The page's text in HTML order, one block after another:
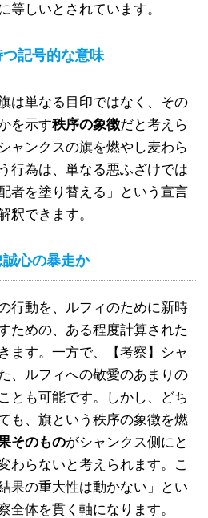
等しいとされています。
記号的な意味
は単なる目印ではなく、その
を示す秩序の象徴だと考えら
ャンクスの旗を燃やし麦わら
行為は、単なる悪ふざけでは
者を塗り替える」という宣言
釈できます。
心の暴走か
行動を、ルフィのために新時
ための、ある程度計算された
ます。一方で、【考察】シャ
、ルフィへの敬愛のあまりの
とも可能です。しかし、どち
も、旗という秩序の象徴を燃
そのものがシャンクス側にと
わらないと考えられます。こ
果の重大性は動かない」とい
全体を貫く軸になります。